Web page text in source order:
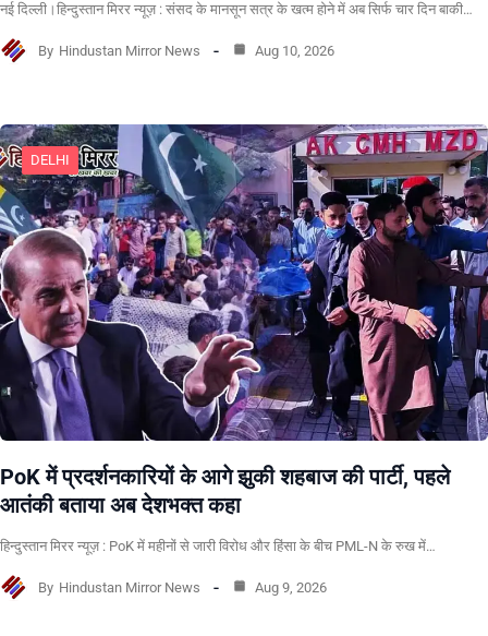
नई दिल्ली।हिन्दुस्तान मिरर न्यूज़ : संसद के मानसून सत्र के खत्म होने में अब सिर्फ चार दिन बाकी…
By Hindustan Mirror News Aug 10, 2026
DELHI
PoK में प्रदर्शनकारियों के आगे झुकी शहबाज की पार्टी, पहले
आतंकी बताया अब देशभक्त कहा
हिन्दुस्तान मिरर न्यूज़ : PoK में महीनों से जारी विरोध और हिंसा के बीच PML-N के रुख में…
By Hindustan Mirror News Aug 9, 2026